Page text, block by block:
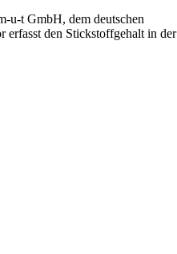
u-t GmbH, dem deutschen
den Stickstoffgehalt in der